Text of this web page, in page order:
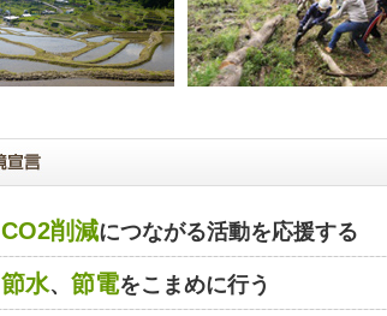
CO2削減につながる活動を応援する
節水、 節電をこまめに行う